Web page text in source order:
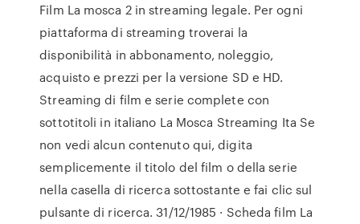
Film La mosca 2 in streaming legale. Per ogni
piattaforma di streaming troverai la
disponibilità in abbonamento, noleggio,
acquisto e prezzi per la versione SD e HD.
Streaming di film e serie complete con
sottotitoli in italiano La Mosca Streaming Ita Se
non vedi alcun contenuto qui, digita
semplicemente il titolo del film o della serie
nella casella di ricerca sottostante e fai clic sul
pulsante di ricerca. 31/12/1985 · Scheda film La